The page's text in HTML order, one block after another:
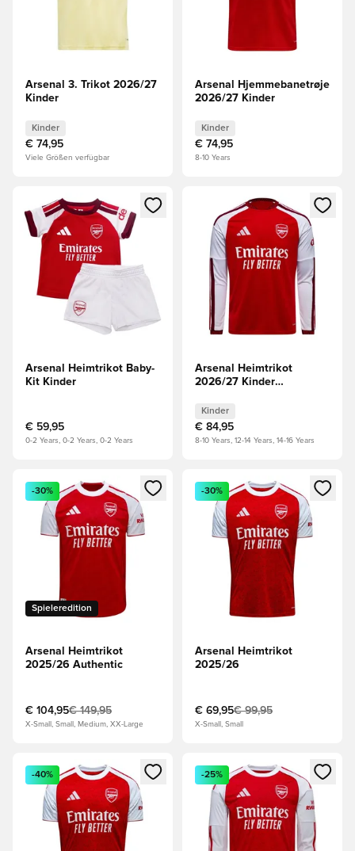
Arsenal 3. Trikot 2026/27
Kinder
Kinder
€ 74,95
Viele Größen verfügbar
Arsenal Hjemmebanetrøje
2026/27 Kinder
Kinder
€ 74,95
8-10 Years
Öffnet ein Fenster zum Anmelden oder Registrieren als
Arsenal Heimtrikot Baby-
Kit Kinder
€ 59,95
0-2 Years, 0-2 Years, 0-2 Years
Öffnet ein Fenster zum
Arsenal Heimtrikot
2026/27 Kinder
Kinder
€ 84,95
8-10 Years, 12-14 Years, 14-16 Years
Öffnet ein Fenster zum Anmelden oder Registrieren als
Spieleredition
-30%
Arsenal Heimtrikot
2025/26 Authentic
€ 104,95€ 149,95
X-Small, Small, Medium, XX-Large
Öffnet ein Fenster zum
-30%
Arsenal Heimtrikot
2025/26
€ 69,95€ 99,95
X-Small, Small
Öffnet ein Fenster zum Anmelden oder Registrieren als
-40%
Öffnet ein Fenster zum
-25%